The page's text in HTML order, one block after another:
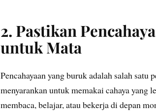
2. Pastikan
untuk Mata
Pencahayaan yang buruk adalah salah satu
menyarankan untuk memakai cahaya yang
membaca, belajar, atau bekerja di depan